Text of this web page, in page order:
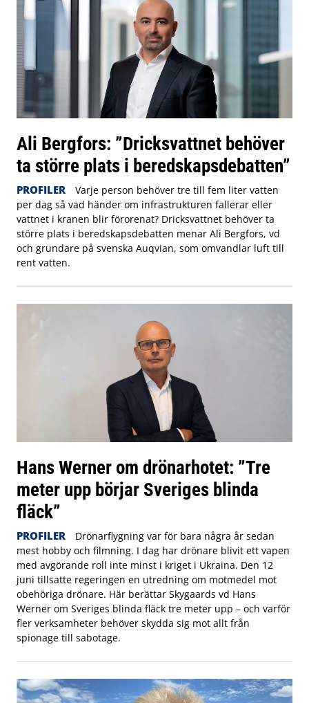
Ali Bergfors: ”Dricksvattnet behöver
ta större plats i beredskapsdebatten”
PROFILER
Varje person behöver tre till fem liter vatten
per dag så vad händer om infrastrukturen fallerar eller
vattnet i kranen blir förorenat? Dricksvattnet behöver ta
större plats i beredskapsdebatten menar Ali Bergfors, vd
och grundare på svenska Auqvian, som omvandlar luft till
rent vatten.
Hans Werner om drönarhotet: ”Tre
meter upp börjar Sveriges blinda
fläck”
PROFILER
Drönarflygning var för bara några år sedan
mest hobby och filmning. I dag har drönare blivit ett vapen
med avgörande roll inte minst i kriget i Ukraina. Den 12
juni tillsatte regeringen en utredning om motmedel mot
obehöriga drönare. Här berättar Skygaards vd Hans
Werner om Sveriges blinda fläck tre meter upp – och varför
fler verksamheter behöver skydda sig mot allt från
spionage till sabotage.